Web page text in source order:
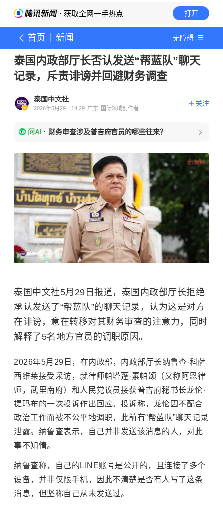
· 获取全网一手热点 打开
首页 新闻 无障碍
泰国内政部厅长否认发送“帮蓝队”聊天
记录，斥责诽谤并回避财务调查
泰国中文社
2026年5月29日14:29 广东 国际领域创作者
关注
问AI · 财务审查涉及普吉府官员的哪些往来？
泰国中文社5月29日报道，泰国内政部厅长拒绝
承认发送了“帮蓝队”的聊天记录，认为这是对方
在诽谤，意在转移对其财务审查的注意力，同时
解释了5名地方官员的调职原因。
2026年5月29日，在内政部，内政部厅长纳鲁查·科萨
西维莱接受采访，就律师帕塔蓬·素帕颂（又称阿恩律
师，武里南府）和人民党议员接获普吉府秘书长龙伦·
提玛布的一次投诉作出回应。投诉称，龙伦因不配合
政治工作而被不公平地调职，此前有“帮蓝队”聊天记录
泄露。纳鲁查表示，自己并非发送该消息的人，对此
事不知情。
纳鲁查称，自己的LINE账号是公开的，且连接了多个
设备，并非仅限手机，因此不清楚是否有人写了这条
消息，但坚称自己从未发送过。